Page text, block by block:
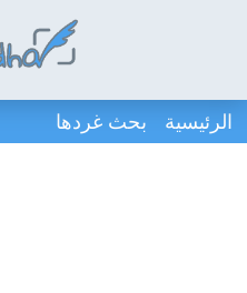
الرئيسية بحث غردها